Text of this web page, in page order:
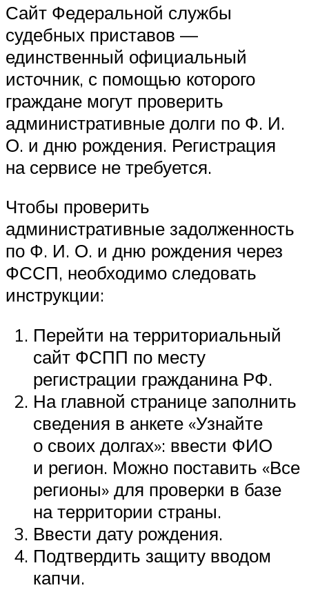
Сайт Федеральной службы
судебных приставов —
единственный официальный
источник, с помощью которого
граждане могут проверить
административные долги по Ф. И.
О. и дню рождения. Регистрация
на сервисе не требуется.
Чтобы проверить
административные задолженность
по Ф. И. О. и дню рождения через
ФССП, необходимо следовать
инструкции:
Перейти на территориальный
сайт ФСПП по месту
регистрации гражданина РФ.
На главной странице заполнить
сведения в анкете «Узнайте
о своих долгах»: ввести ФИО
и регион. Можно поставить «Все
регионы» для проверки в базе
на территории страны.
Ввести дату рождения.
Подтвердить защиту вводом
капчи.